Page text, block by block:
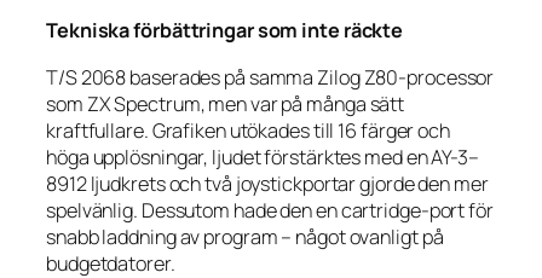
Tekniska förbättringar som inte räckte
T/S 2068 baserades på samma Zilog Z80-processor
som ZX Spectrum, men var på många sätt
kraftfullare. Grafiken utökades till 16 färger och
höga upplösningar, ljudet förstärktes med en AY-3–
8912 ljudkrets och två joystickportar gjorde den mer
spelvänlig. Dessutom hade den en cartridge-port för
snabb laddning av program – något ovanligt på
budgetdatorer.